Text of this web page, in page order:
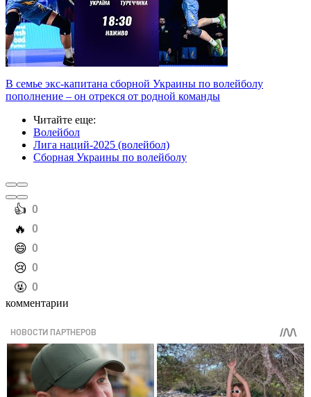
В семье экс-капитана сборной Украины по волейболу
пополнение – он отрекся от родной команды
Читайте еще:
Волейбол
Лига наций-2025 (волейбол)
Сборная Украины по волейболу
️👍 0
️🔥 0
️😄 0
️😢 0
️🤬 0
комментарии